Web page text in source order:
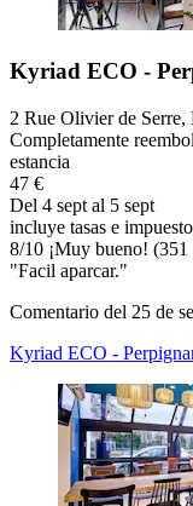
Kyriad ECO -
2 Rue Olivier de Serre,
Completamente
estancia
47 €
Del 4 sept al 5 sept
incluye tasas e
8/10 ¡Muy bueno! (351
"Facil aparcar."
Comentario del 25 de
Kyriad ECO -